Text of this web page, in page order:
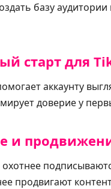
базу
старт для
аккаунту
доверие у
и
продвигают